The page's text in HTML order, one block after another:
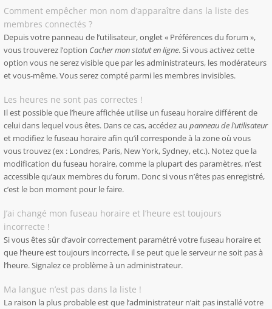
Comment empêcher mon nom d’apparaître dans la liste des
membres connectés ?
Depuis votre panneau de l’utilisateur, onglet « Préférences du forum »,
vous trouverez l’option Cacher mon statut en ligne. Si vous activez cette
option vous ne serez visible que par les administrateurs, les modérateurs
et vous-même. Vous serez compté parmi les membres invisibles.
Les heures ne sont pas correctes !
Il est possible que l’heure affichée utilise un fuseau horaire différent de
celui dans lequel vous êtes. Dans ce cas, accédez au panneau de l’utilisateur
et modifiez le fuseau horaire afin qu’il corresponde à la zone où vous
vous trouvez (ex : Londres, Paris, New York, Sydney, etc.). Notez que la
modification du fuseau horaire, comme la plupart des paramètres, n’est
accessible qu’aux membres du forum. Donc si vous n’êtes pas enregistré,
c’est le bon moment pour le faire.
J’ai changé mon fuseau horaire et l’heure est toujours
incorrecte !
Si vous êtes sûr d’avoir correctement paramétré votre fuseau horaire et
que l’heure est toujours incorrecte, il se peut que le serveur ne soit pas à
l’heure. Signalez ce problème à un administrateur.
Ma langue n’est pas dans la liste !
La raison la plus probable est que l’administrateur n’ait pas installé votre